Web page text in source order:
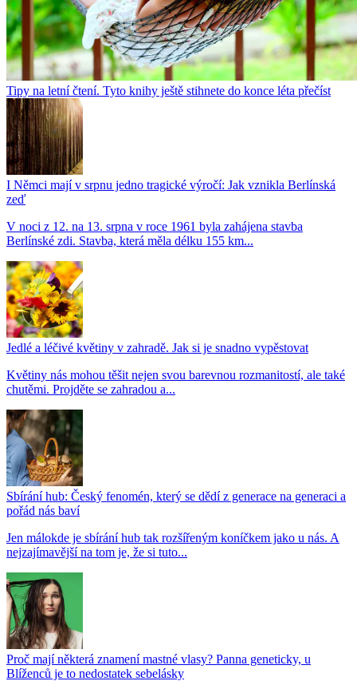
Tipy na letní čtení. Tyto knihy ještě stihnete do konce léta přečíst
I Němci mají v srpnu jedno tragické výročí: Jak vznikla Berlínská
zeď
V noci z 12. na 13. srpna v roce 1961 byla zahájena stavba
Berlínské zdi. Stavba, která měla délku 155 km...
Jedlé a léčivé květiny v zahradě. Jak si je snadno vypěstovat
Květiny nás mohou těšit nejen svou barevnou rozmanitostí, ale také
chutěmi. Projděte se zahradou a...
Sbírání hub: Český fenomén, který se dědí z generace na generaci a
pořád nás baví
Jen málokde je sbírání hub tak rozšířeným koníčkem jako u nás. A
nejzajímavější na tom je, že si tuto...
Proč mají některá znamení mastné vlasy? Panna geneticky, u
Blíženců je to nedostatek sebelásky